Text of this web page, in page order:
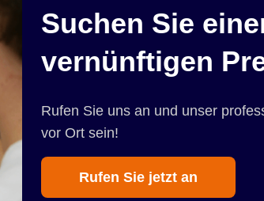
Suchen Sie
vernünftigen
Rufen Sie uns an und unser
vor Ort sein!
Rufen Sie jetzt an